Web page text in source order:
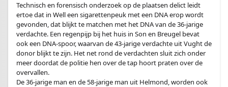
Technisch en forensisch onderzoek op de plaatsen delict leidt
ertoe dat in Well een sigarettenpeuk met een DNA erop wordt
gevonden, dat blijkt te matchen met het DNA van de 36-jarige
verdachte. Een regenpijp bij het huis in Son en Breugel bevat
ook een DNA-spoor, waarvan de 43-jarige verdachte uit Vught de
donor blijkt te zijn. Het net rond de verdachten sluit zich onder
meer doordat de politie hen over de tap hoort praten over de
overvallen.
De 36-jarige man en de 58-jarige man uit Helmond, worden ook